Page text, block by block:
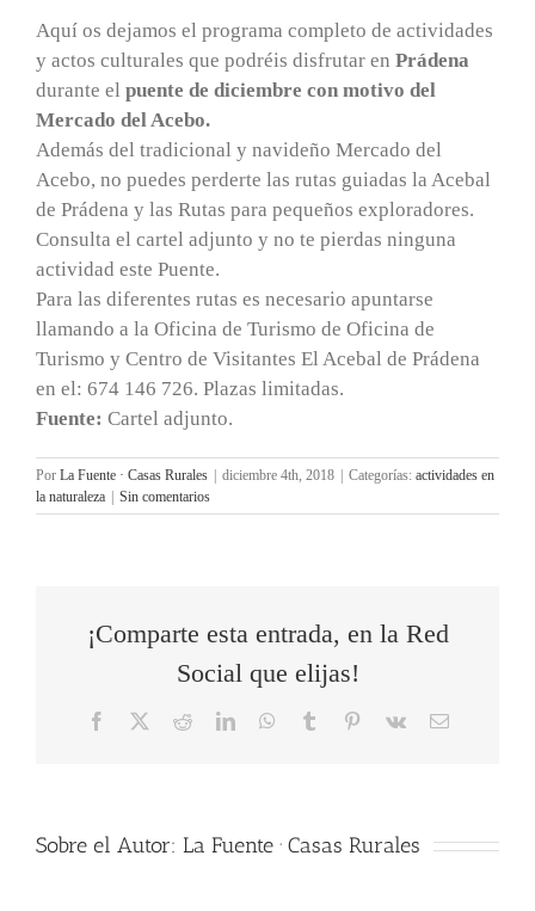
Aquí os dejamos el programa completo de actividades
y actos culturales que podréis disfrutar en Prádena
durante el puente de diciembre con motivo del
Mercado del Acebo.
Además del tradicional y navideño Mercado del
Acebo, no puedes perderte las rutas guiadas la Acebal
de Prádena y las Rutas para pequeños exploradores.
Consulta el cartel adjunto y no te pierdas ninguna
actividad este Puente.
Para las diferentes rutas es necesario apuntarse
llamando a la Oficina de Turismo de Oficina de
Turismo y Centro de Visitantes El Acebal de Prádena
en el: 674 146 726. Plazas limitadas.
Fuente: Cartel adjunto.
Por La Fuente · Casas Rurales diciembre 4th, 2018 Categorías: actividades en
la naturaleza
Sin comentarios
¡Comparte esta entrada, en la Red
Social que elijas!
Facebook RedditLinkedInWhatsApp
Tumblr Pinterest
Vk
Correo
Sobre el Autor: La Fuente · Casas Rurales